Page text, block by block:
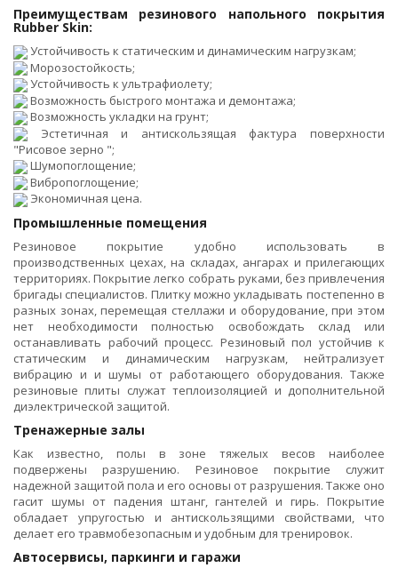
Преимуществам резинового напольного покрытия
Rubber Skin:
Устойчивость к статическим и динамическим нагрузкам;
Морозостойкость;
Устойчивость к ультрафиолету;
Возможность быстрого монтажа и демонтажа;
Возможность укладки на грунт;
Эстетичная и антискользящая фактура поверхности
"Рисовое зерно ";
Шумопоглощение;
Вибропоглощение;
Экономичная цена.
Промышленные помещения
Резиновое покрытие удобно использовать в
производственных цехах, на складах, ангарах и прилегающих
территориях. Покрытие легко собрать руками, без привлечения
бригады специалистов. Плитку можно укладывать постепенно в
разных зонах, перемещая стеллажи и оборудование, при этом
нет необходимости полностью освобождать склад или
останавливать рабочий процесс. Резиновый пол устойчив к
статическим и динамическим нагрузкам, нейтрализует
вибрацию и и шумы от работающего оборудования. Также
резиновые плиты служат теплоизоляцией и дополнительной
диэлектрической защитой.
Тренажерные залы
Как известно, полы в зоне тяжелых весов наиболее
подвержены разрушению. Резиновое покрытие служит
надежной защитой пола и его основы от разрушения. Также оно
гасит шумы от падения штанг, гантелей и гирь. Покрытие
обладает упругостью и антискользящими свойствами, что
делает его травмобезопасным и удобным для тренировок.
Автосервисы, паркинги и гаражи